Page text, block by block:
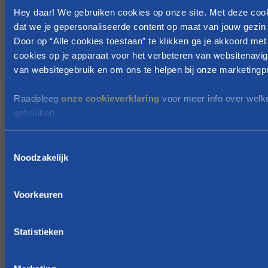
Hey daar! We gebruiken cookies op onze site. Met deze
dat we je gepersonaliseerde content op maat van jouw
Door op “Alle cookies toestaan” te klikken ga je akkoord
cookies op je apparaat voor het verbeteren van
van websitegebruik en om ons te helpen bij onze
Raadpleeg onze cookieverklaring voor meer info over
gebruiken.
Noodzakelijk
Voorkeuren
Statistieken
o
r
e
n
,
a
t
e